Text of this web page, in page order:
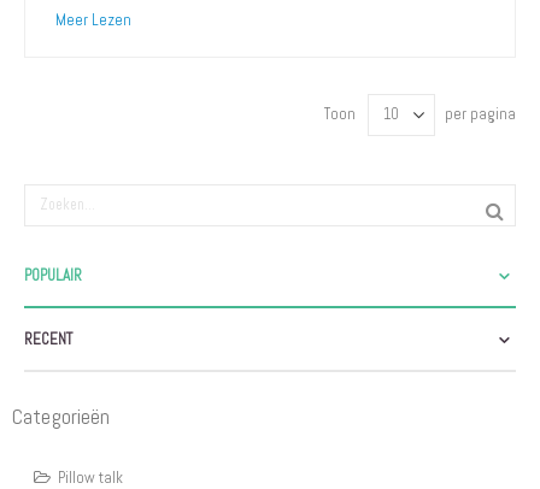
Meer Lezen
Toon per pagina
POPULAIR
RECENT
Categorieën
Pillow talk